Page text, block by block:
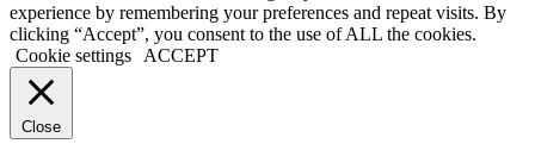
experience by remembering your preferences and repeat visits. By
clicking “Accept”, you consent to the use of ALL the cookies.
Cookie settings
ACCEPT
Close